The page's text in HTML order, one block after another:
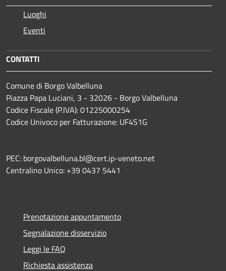
Luoghi
Eventi
CONTATTI
Comune di Borgo Valbelluna
Piazza Papa Luciani, 3 - 32026 - Borgo Valbelluna
Codice Fiscale (P.IVA): 01225000254
Codice Univoco per Fatturazione: UF4S1G
PEC: borgovalbelluna.bl@cert.ip-veneto.net
Centralino Unico: +39 0437 5441
Prenotazione appuntamento
Segnalazione disservizio
Leggi le FAQ
Richiesta assistenza